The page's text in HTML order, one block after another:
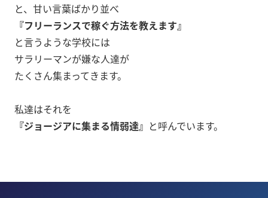
と、甘い言葉ばかり並べ
『フリーランスで稼ぐ方法を教えます』
と言うような学校には
サラリーマンが嫌な人達が
たくさん集まってきます。
私達はそれを
『ジョージアに集まる情弱達』 と呼んでいます。